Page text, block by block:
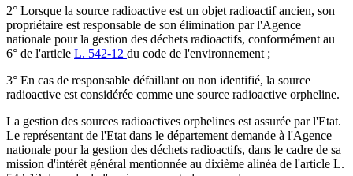
2° Lorsque la source radioactive est un objet radioactif ancien, son
propriétaire est responsable de son élimination par l'Agence
nationale pour la gestion des déchets radioactifs, conformément au
6° de l'article L. 542-12 du code de l'environnement ;
3° En cas de responsable défaillant ou non identifié, la source
radioactive est considérée comme une source radioactive orpheline.
La gestion des sources radioactives orphelines est assurée par l'Etat.
Le représentant de l'Etat dans le département demande à l'Agence
nationale pour la gestion des déchets radioactifs, dans le cadre de sa
mission d'intérêt général mentionnée au dixième alinéa de l'article L.